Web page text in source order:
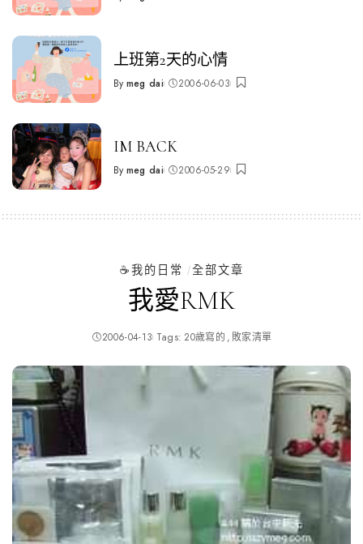
Posted
上班第2天的心情
Posted
By meg dai 2006-06-03
IM BACK
Posted
By meg dai 2006-05-29
☕️我的日常 全部文章
我愛RMK
2006-04-13 Tags: 20歲寫的 敗家清單